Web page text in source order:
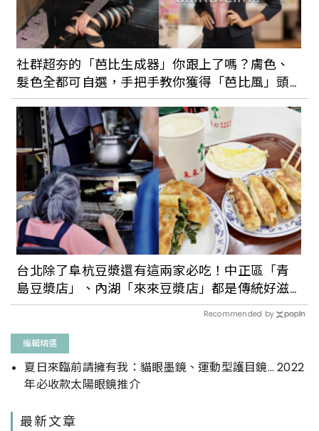
社群超夯的「芭比生成器」你跟上了嗎？膚色、
髮色全都可自選，手把手教你獲得「芭比風」頭
貼
台北除了阜杭豆漿還有這兩家必吃！中正區「青
島豆漿店」、內湖「來來豆漿店」都是傳統好滋
味
Recommended by
編輯精選
夏日來臨前請擁有我：貓眼墨鏡、運動型護目鏡… 2022
年必收款太陽眼鏡推介
最新文章